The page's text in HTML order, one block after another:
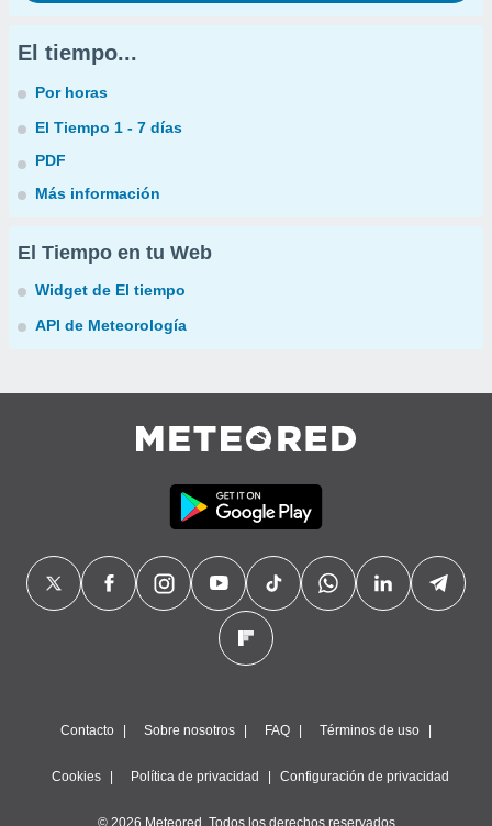
El tiempo...
Por horas
El Tiempo 1 - 7 días
PDF
Más información
El Tiempo en tu Web
Widget de El tiempo
API de Meteorología
Contacto Sobre nosotros FAQ Términos de uso
Cookies Política de privacidad Configuración de privacidad
© 2026 Meteored. Todos los derechos reservados